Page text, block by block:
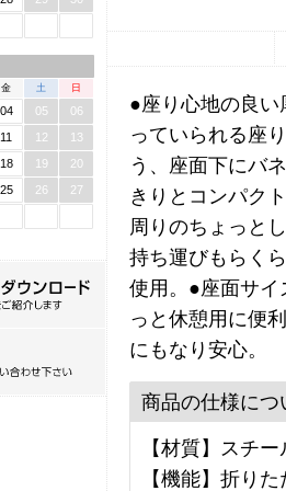
金 土 日
04 05
06
11 12
13
18 19
20
25 26
27
●座り心地の良
っていられる座
う、座面下にバ
きりとコンパク
周りのちょっと
持ち運びもらく
使用。●座面サイ
っと休憩用に便
にもなり安心。
商品の仕様につ
【材質】スチ
【機能】折り